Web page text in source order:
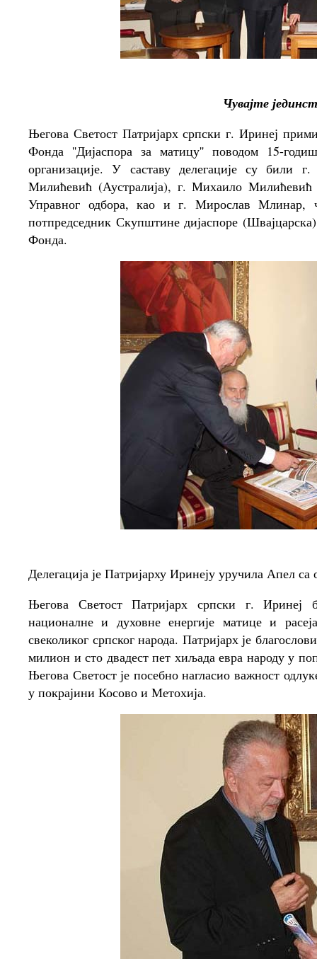
Чувајте
Његова Светост Патријарх српски г. Иринеј
Фонда ''Дијаспора за матицу'' поводом 15-
организације. У саставу делегације су били
Милићевић (Аустралија), г. Михаило
Управног одбора, као и г. Мирослав Млинар,
потпредседник Скупштине дијаспоре
Фонда.
Делегација је Патријарху Иринеју уручила Апел
Његова Светост Патријарх српски г. Иринеј
националне и духовне енергије матице и
свеколиког српског народа. Патријарх је
милион и сто двадест пет хиљада евра народу у
Његова Светост је посебно нагласио важност
у покрајини Косово и Метохија.